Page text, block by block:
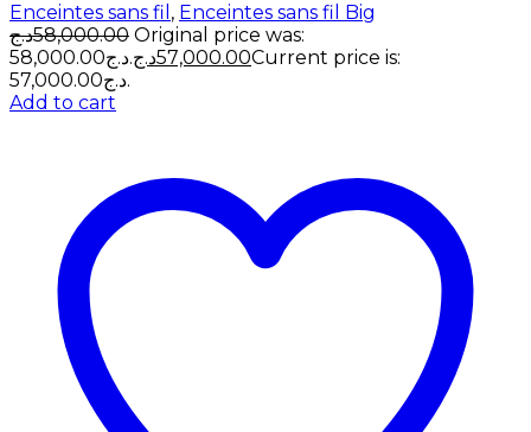
Enceintes sans fil , Enceintes sans fil Big
58,000.00د.ج
Original price was:
58,000.00د.ج.
57,000.00د.ج
Current price is:
57,000.00د.ج.
Add to cart